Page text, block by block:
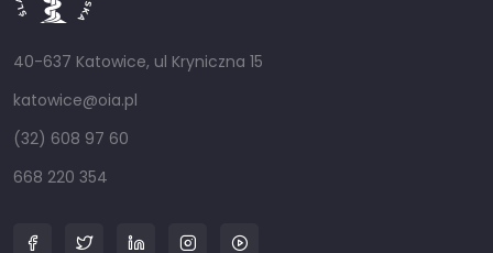
40-637 Katowice, ul Kryniczna 15
katowice@oia.pl
(32) 608 97 60
668 220 354